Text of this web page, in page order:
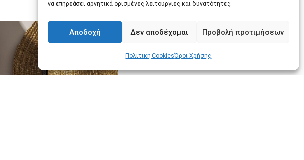
να επηρεάσει αρνητικά ορισμένες λειτουργίες και δυνατότητες.
Αποδοχή Δεν αποδέχομαι Προβολή προτιμήσεων
Πολιτική CookiesΌροι Χρήσης
via
Email